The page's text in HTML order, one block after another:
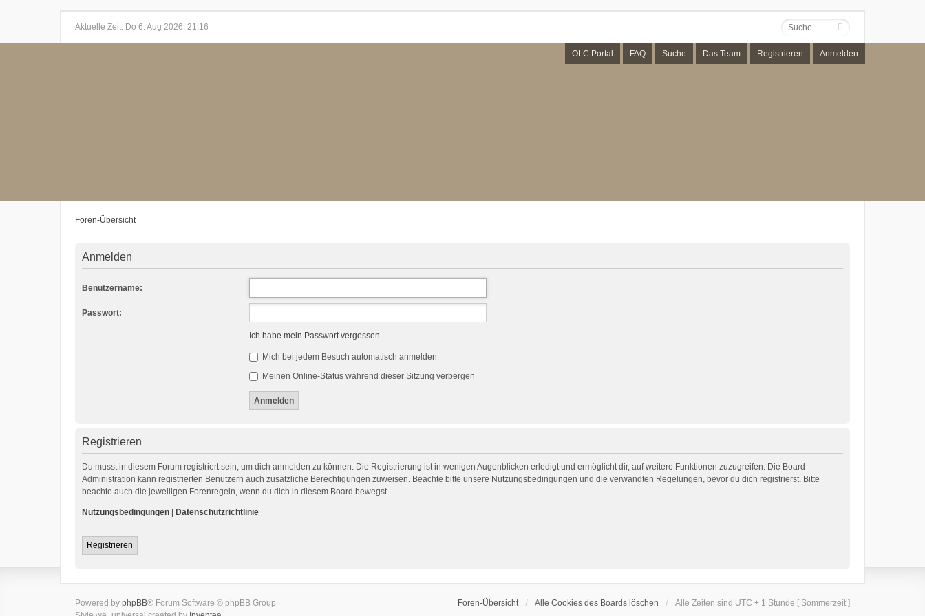
Aktuelle Zeit: Do 6. Aug 2026, 21:16
OLC Portal FAQ Suche Das Team Registrieren Anmelden
Foren-Übersicht
Anmelden
Benutzername:
Passwort:
Ich habe mein Passwort vergessen
Mich bei jedem Besuch automatisch anmelden
Meinen Online-Status während dieser Sitzung verbergen
Registrieren
Du musst in diesem Forum registriert sein, um dich anmelden zu können. Die Registrierung ist in wenigen Augenblicken erledigt und ermöglicht dir, auf weitere Funktionen zuzugreifen. Die Board-
Administration kann registrierten Benutzern auch zusätzliche Berechtigungen zuweisen. Beachte bitte unsere Nutzungsbedingungen und die verwandten Regelungen, bevor du dich registrierst. Bitte
beachte auch die jeweiligen Forenregeln, wenn du dich in diesem Board bewegst.
Nutzungsbedingungen Datenschutzrichtlinie
Registrieren
Foren-Übersicht Alle Cookies des Boards löschen Alle Zeiten sind UTC + 1 Stunde [ Sommerzeit ]
Powered by phpBB® Forum Software © phpBB Group